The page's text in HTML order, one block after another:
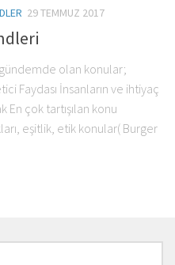
29 TEMMUZ 2017
gündemde olan konular;
Faydası İnsanların ve ihtiyaç
çok tartışılan konu
eşitlik, etik konular( Burger